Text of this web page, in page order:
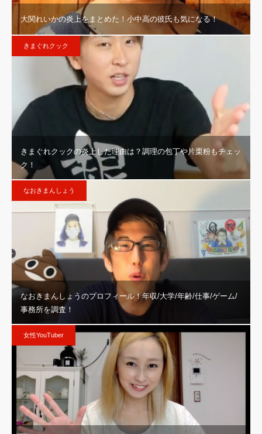
大関れいかの炎上をまとめた！小中高の彼氏も気になる！
きまぐれクック
きまぐれクックの炎上した理由は？調理の包丁や片栗粉もチェッ
ク！
なおきまんしょう
なおきまんしょうのプロフィール！年収/大学/年齢/仕事/ゲーム/
事務所を調査！
女性YouTuber